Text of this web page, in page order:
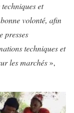
et
volonté, afin
presses
techniques et
les marchés »,